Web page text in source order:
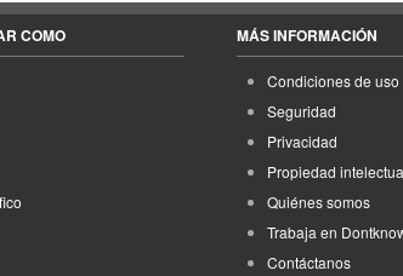
COMO MÁS INFORMACIÓN
Condiciones de uso
Seguridad
Privacidad
Propiedad
Quiénes somos
Trabaja en
Contáctanos